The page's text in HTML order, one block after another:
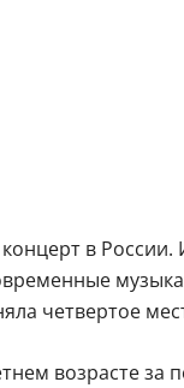
в
четвертое
возрасте за